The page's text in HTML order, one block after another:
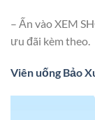
– Ấn vào XEM
ưu đãi kèm theo.
Viên uống Bảo